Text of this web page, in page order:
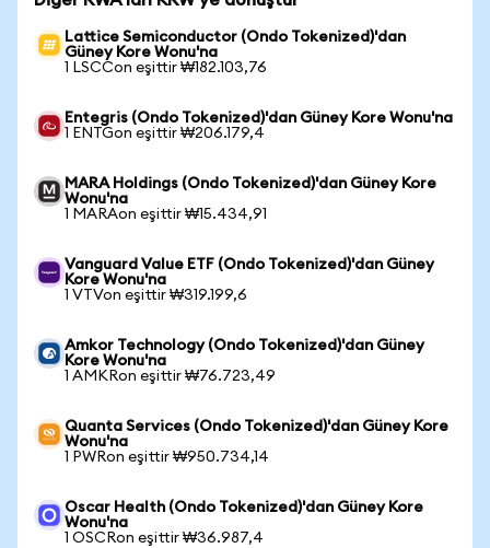
Lattice Semiconductor (Ondo Tokenized)'dan
Güney Kore Wonu'na
1 LSCCon eşittir ₩182.103,76
Entegris (Ondo Tokenized)'dan Güney Kore Wonu'na
1 ENTGon eşittir ₩206.179,4
MARA Holdings (Ondo Tokenized)'dan Güney Kore
Wonu'na
1 MARAon eşittir ₩15.434,91
Vanguard Value ETF (Ondo Tokenized)'dan Güney
Kore Wonu'na
1 VTVon eşittir ₩319.199,6
Amkor Technology (Ondo Tokenized)'dan Güney
Kore Wonu'na
1 AMKRon eşittir ₩76.723,49
Quanta Services (Ondo Tokenized)'dan Güney Kore
Wonu'na
1 PWRon eşittir ₩950.734,14
Oscar Health (Ondo Tokenized)'dan Güney Kore
Wonu'na
1 OSCRon eşittir ₩36.987,4